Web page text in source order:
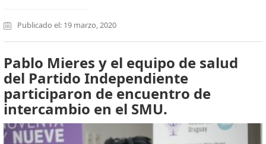
Publicado el: 19 marzo, 2020
Pablo Mieres y el equipo de salud
del Partido Independiente
participaron de encuentro de
intercambio en el SMU.